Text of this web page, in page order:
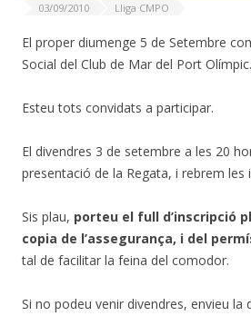
03/09/2010 Lliga CMPO
El proper diumenge 5 de Setembre
Social del Club de Mar del Port Olímpic.
Esteu tots convidats a participar.
El divendres 3 de setembre a les 20
presentació de la Regata, i rebrem les
Sis plau, porteu el full d’inscripció
copia de l’assegurança, i del
tal de facilitar la feina del comodor.
Si no podeu venir divendres, envieu